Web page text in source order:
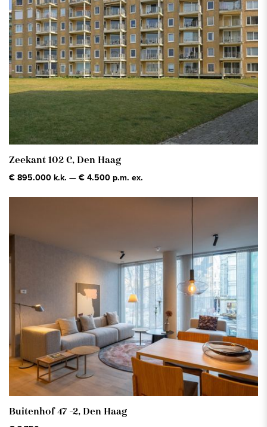
Zeekant 102 C, Den Haag
€ 895.000 k.k. — € 4.500 p.m. ex.
Buitenhof 47 -2, Den Haag